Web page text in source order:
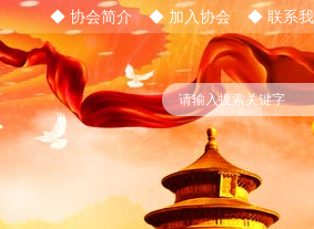
◆ 联系
◆ 加入协会
◆ 协会简介